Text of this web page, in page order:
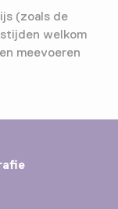
(zoals de
welkom
meevoeren